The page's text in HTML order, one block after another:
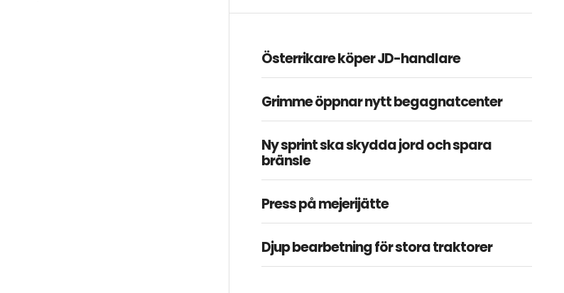
Österrikare köper JD-handlare
Grimme öppnar nytt begagnatcenter
Ny sprint ska skydda jord och spara
bränsle
Press på mejerijätte
Djup bearbetning för stora traktorer